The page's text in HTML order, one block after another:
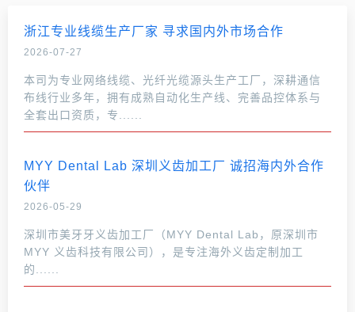
浙江专业线缆生产厂家 寻求国内外市场合作
2026-07-27
本司为专业网络线缆、光纤光缆源头生产工厂，深耕通信
布线行业多年，拥有成熟自动化生产线、完善品控体系与
全套出口资质，专......
MYY Dental Lab 深圳义齿加工厂 诚招海内外合作
伙伴
2026-05-29
深圳市美牙牙义齿加工厂（MYY Dental Lab，原深圳市
MYY 义齿科技有限公司），是专注海外义齿定制加工
的......